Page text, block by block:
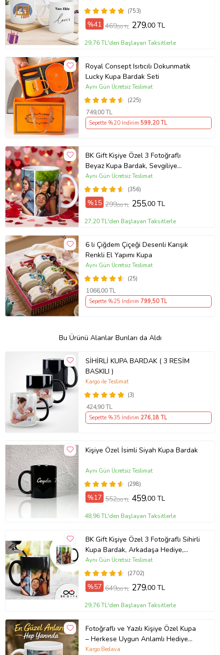
Günü Hediyesi(753)
%41 469,00 TL 279,00 TL
29,76 TL'den Başlayan Taksitlerle
Royal Consept Isıtıcılı Dokunmatik
Lucky Kupa Bardak Seti
(225)
Aynı Gün Ücretsiz Teslimat
749,00 TL
Sepette %20 İndirim 599,20 TL
BK Gift Kişiye Özel 3 Fotoğraflı
Beyaz Kupa Bardak, Sevgiliye
Hediye, Arkadaşa Hediye
(356)
Aynı Gün Ücretsiz Teslimat
%15 299,00 TL 255,00 TL
27,20 TL'den Başlayan Taksitlerle
6 li Çiğdem Çiçeği Desenli Karışık
Renkli El Yapımı Kupa
(25)
Aynı Gün Ücretsiz Teslimat
1066,00 TL
Sepette %25 İndirim 799,50 TL
Bu Ürünü Alanlar Bunları da Aldı
SİHİRLİ KUPA BARDAK ( 3 RESİM
BASKILI )
(3)
Kargo ile Teslimat
424,90 TL
Sepette %35 İndirim 276,18 TL
Kişiye Özel İsimli Siyah Kupa Bardak
(298)
Aynı Gün Ücretsiz Teslimat
%17 552,00 TL 459,00 TL
48,96 TL'den Başlayan Taksitlerle
BK Gift Kişiye Özel 3 Fotoğraflı Sihirli
Kupa Bardak, Arkadaşa Hediye,
Sevgiliye Hediye
(2702)
Aynı Gün Ücretsiz Teslimat
%57 649,00 TL 279,00 TL
29,76 TL'den Başlayan Taksitlerle
Fotoğraflı ve Yazılı Kişiye Özel Kupa
– Herkese Uygun Anlamlı Hediye
Porselen Baskılı Kupa (Beyaz)
Kargo Bedava